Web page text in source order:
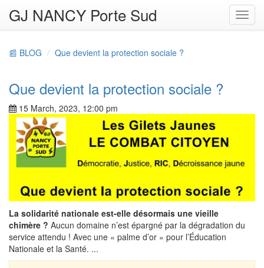
GJ NANCY Porte Sud
📰 BLOG Que devient la protection sociale ?
Que devient la protection sociale ?
15 March, 2023, 12:00 pm
La solidarité nationale est-elle désormais une vieille
chimère ? Aucun domaine n’est épargné par la dégradation du
service attendu ! Avec une « palme d’or » pour l’Éducation
Nationale et la Santé. ...